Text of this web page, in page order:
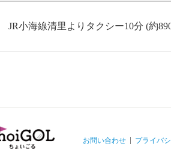
JR小海線清里よりタクシー10分 (約
お問い合わせ プライバ